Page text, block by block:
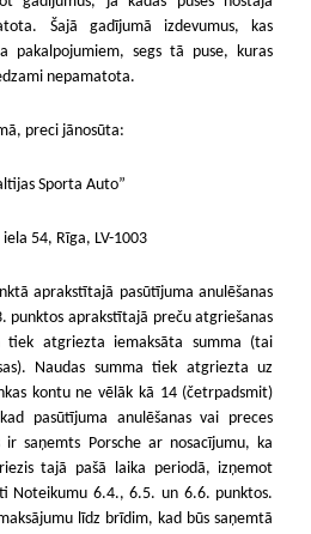
Šajā gadījumā izdevumus, kas
pakalpojumiem, segs tā puse, kuras
nepamatota.
preci jānosūta:
Sporta Auto”
iela 54, Rīga, LV-1003
aprakstītajā pasūtījuma anulēšanas
punktos aprakstītajā preču atgriešanas
tiek atgriezta iemaksāta summa (tai
Naudas summa tiek atgriezta uz
kontu ne vēlāk kā 14 (četrpadsmit)
pasūtījuma anulēšanas vai preces
ir saņemts Porsche ar nosacījumu, ka
tajā pašā laika periodā, izņemot
Noteikumu 6.4., 6.5. un 6.6. punktos.
līdz brīdim, kad būs saņemtā